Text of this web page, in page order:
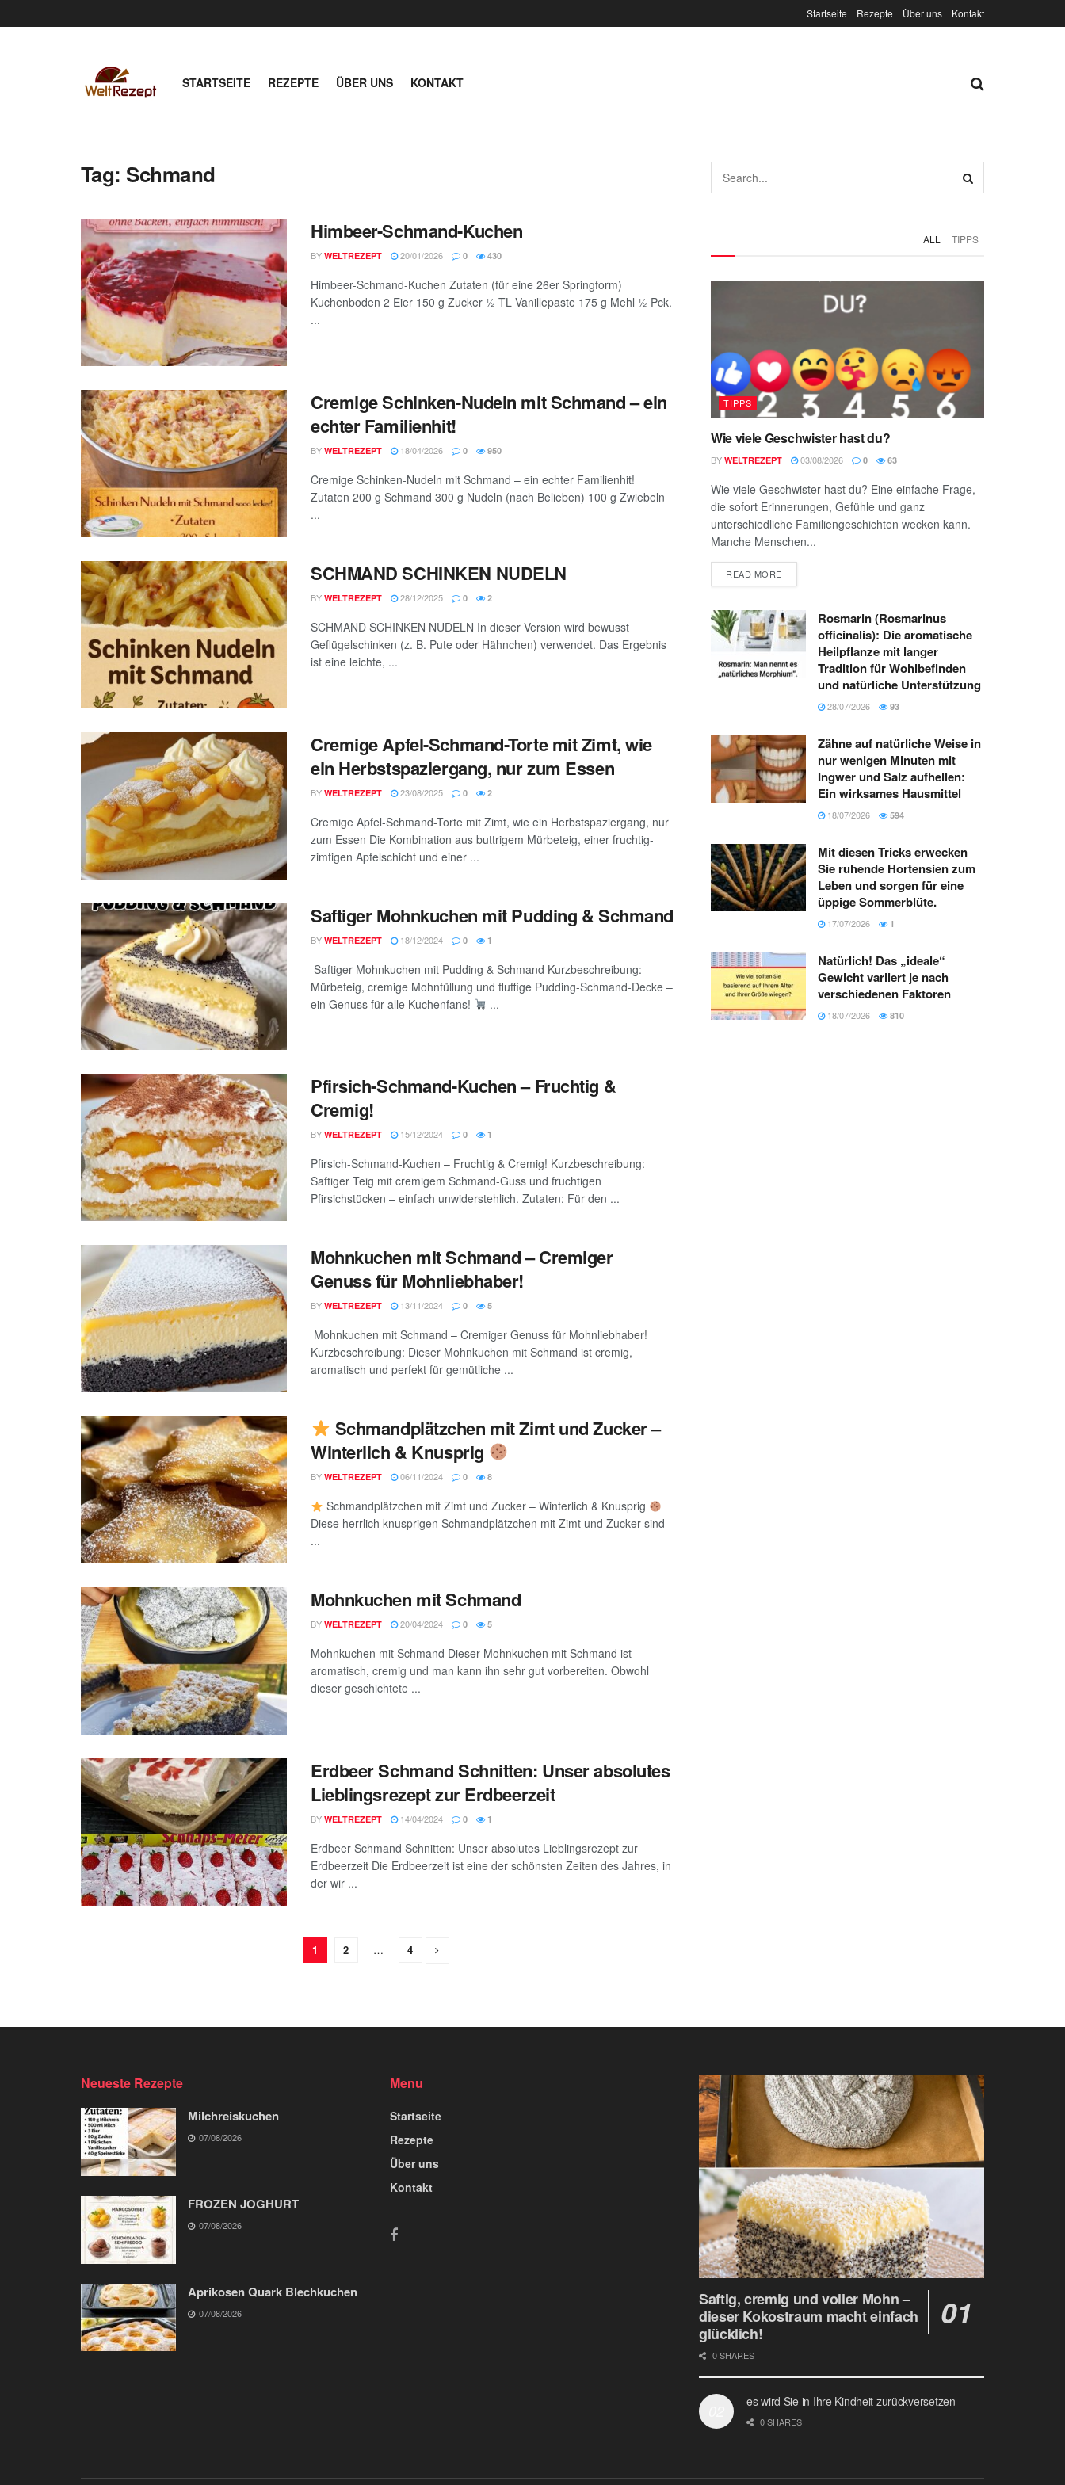
Startseite Rezepte Über uns Kontakt
STARTSEITE REZEPTE ÜBER UNS KONTAKT
Tag: Schmand
Himbeer-Schmand-Kuchen
BY WELTREZEPT 20/01/2026 0 430
Himbeer-Schmand-Kuchen Zutaten (für eine 26er Springform)
Kuchenboden 2 Eier 150 g Zucker ½ TL Vanillepaste 175 g Mehl ½ Pck.
...
Cremige Schinken-Nudeln mit Schmand – ein
echter Familienhit!
BY WELTREZEPT 18/04/2026 0 950
Cremige Schinken-Nudeln mit Schmand – ein echter Familienhit!
Zutaten 200 g Schmand 300 g Nudeln (nach Belieben) 100 g Zwiebeln
...
SCHMAND SCHINKEN NUDELN
BY WELTREZEPT 28/12/2025 0 2
SCHMAND SCHINKEN NUDELN In dieser Version wird bewusst
Geflügelschinken (z. B. Pute oder Hähnchen) verwendet. Das Ergebnis
ist eine leichte, ...
Cremige Apfel-Schmand-Torte mit Zimt, wie
ein Herbstspaziergang, nur zum Essen
BY WELTREZEPT 23/08/2025 0 2
Cremige Apfel-Schmand-Torte mit Zimt, wie ein Herbstspaziergang, nur
zum Essen Die Kombination aus buttrigem Mürbeteig, einer fruchtig-
zimtigen Apfelschicht und einer ...
Saftiger Mohnkuchen mit Pudding & Schmand
BY WELTREZEPT 18/12/2024 0 1
Saftiger Mohnkuchen mit Pudding & Schmand Kurzbeschreibung:
Mürbeteig, cremige Mohnfüllung und fluffige Pudding-Schmand-Decke –
ein Genuss für alle Kuchenfans!
...
Pfirsich-Schmand-Kuchen – Fruchtig &
Cremig!
BY WELTREZEPT 15/12/2024 0 1
Pfirsich-Schmand-Kuchen – Fruchtig & Cremig! Kurzbeschreibung:
Saftiger Teig mit cremigem Schmand-Guss und fruchtigen
Pfirsichstücken – einfach unwiderstehlich. Zutaten: Für den ...
Mohnkuchen mit Schmand – Cremiger
Genuss für Mohnliebhaber!
BY WELTREZEPT 13/11/2024 0 5
Mohnkuchen mit Schmand – Cremiger Genuss für Mohnliebhaber!
Kurzbeschreibung: Dieser Mohnkuchen mit Schmand ist cremig,
aromatisch und perfekt für gemütliche ...
Schmandplätzchen mit Zimt und Zucker –
Winterlich & Knusprig
BY WELTREZEPT 06/11/2024 0 8
Schmandplätzchen mit Zimt und Zucker – Winterlich & Knusprig
Diese herrlich knusprigen Schmandplätzchen mit Zimt und Zucker sind
...
Mohnkuchen mit Schmand
BY WELTREZEPT 20/04/2024 0 5
Mohnkuchen mit Schmand Dieser Mohnkuchen mit Schmand ist
aromatisch, cremig und man kann ihn sehr gut vorbereiten. Obwohl
dieser geschichtete ...
Erdbeer Schmand Schnitten: Unser absolutes
Lieblingsrezept zur Erdbeerzeit
BY WELTREZEPT 14/04/2024 0 1
Erdbeer Schmand Schnitten: Unser absolutes Lieblingsrezept zur
Erdbeerzeit Die Erdbeerzeit ist eine der schönsten Zeiten des Jahres, in
der wir ...
1 2 … 4
ALL TIPPS
TIPPS
Wie viele Geschwister hast du?
BY WELTREZEPT 03/08/2026 0 63
Wie viele Geschwister hast du? Eine einfache Frage,
die sofort Erinnerungen, Gefühle und ganz
unterschiedliche Familiengeschichten wecken kann.
Manche Menschen...
READ MORE
Rosmarin (Rosmarinus
officinalis): Die aromatische
Heilpflanze mit langer
Tradition für Wohlbefinden
und natürliche Unterstützung
28/07/2026 93
Zähne auf natürliche Weise in
nur wenigen Minuten mit
Ingwer und Salz aufhellen:
Ein wirksames Hausmittel
18/07/2026 594
Mit diesen Tricks erwecken
Sie ruhende Hortensien zum
Leben und sorgen für eine
üppige Sommerblüte.
17/07/2026 1
Natürlich! Das „ideale“
Gewicht variiert je nach
verschiedenen Faktoren
18/07/2026 810
Neueste Rezepte
Milchreiskuchen
07/08/2026
FROZEN JOGHURT
07/08/2026
Aprikosen Quark Blechkuchen
07/08/2026
Menu
Startseite
Rezepte
Über uns
Kontakt
Saftig, cremig und voller Mohn –
dieser Kokostraum macht einfach
glücklich!
0 SHARES
es wird Sie in Ihre Kindheit zurückversetzen
0 SHARES